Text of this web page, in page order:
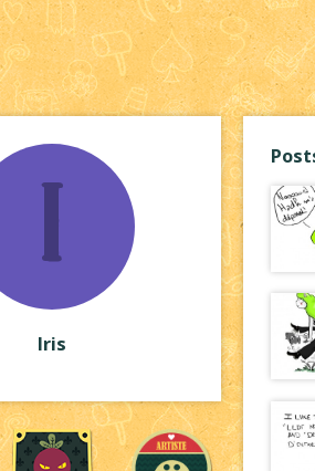
I
Iris